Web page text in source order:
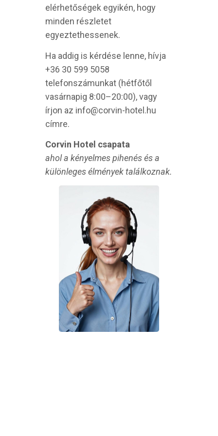
elérhetőségek egyikén, hogy
minden részletet
egyeztethessenek.
Ha addig is kérdése lenne, hívja
+36 30 599 5058
telefonszámunkat (hétfőtől
vasárnapig 8:00–20:00), vagy
írjon az info@corvin-hotel.hu
címre.
Corvin Hotel csapata
ahol a kényelmes pihenés és a
különleges élmények találkoznak.